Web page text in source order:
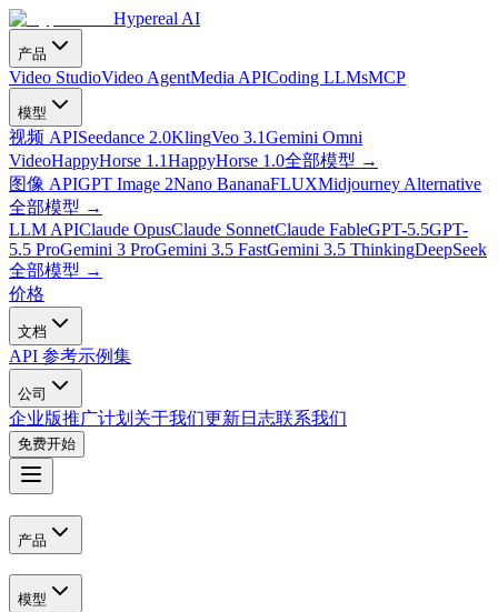
Hypereal AI
产品
Video StudioVideo AgentMedia APICoding LLMsMCP
模型
视频 APISeedance 2.0KlingVeo 3.1Gemini Omni
VideoHappyHorse 1.1HappyHorse 1.0全部模型 →
图像 APIGPT Image 2Nano BananaFLUXMidjourney Alternative
全部模型 →
LLM APIClaude OpusClaude SonnetClaude FableGPT-5.5GPT-
5.5 ProGemini 3 ProGemini 3.5 FastGemini 3.5 ThinkingDeepSeek
全部模型 →
价格
文档
API 参考示例集
公司
企业版推广计划 关于我们更新日志联系我们
免费开始
产品
模型